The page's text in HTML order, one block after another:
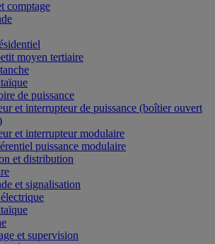
comptage
moyen tertiaire
de puissance
et interrupteur de puissance (boîtier ouvert
et interrupteur modulaire
puissance modulaire
et distribution
et signalisation
et supervision